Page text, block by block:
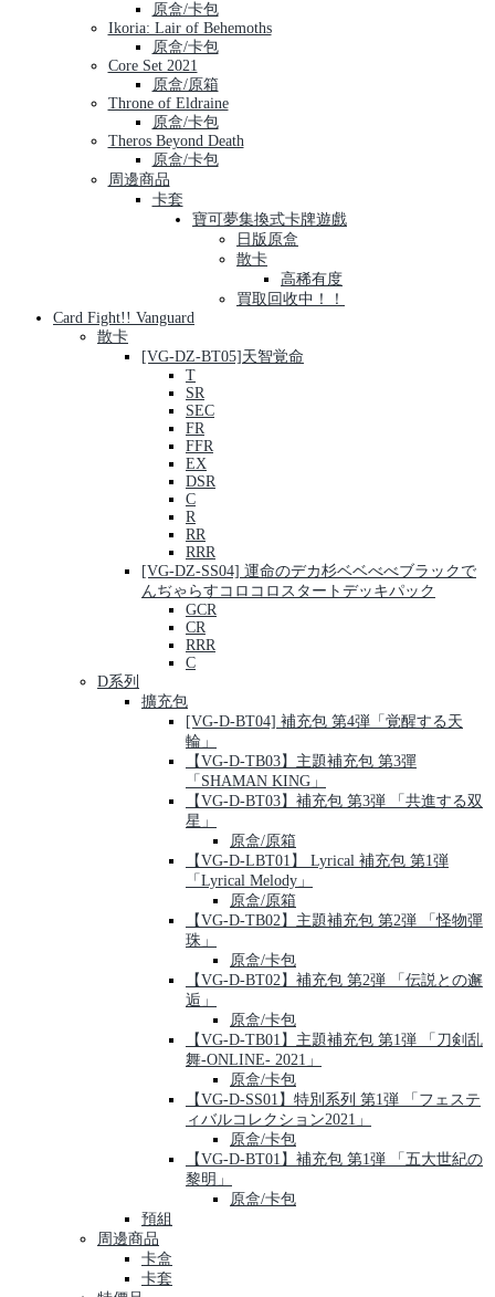
原盒/卡包
Ikoria: Lair of Behemoths
原盒/卡包
Core Set 2021
原盒/原箱
Throne of Eldraine
原盒/卡包
Theros Beyond Death
原盒/卡包
周邊商品
卡套
寶可夢集換式卡牌遊戲
日版原盒
散卡
高稀有度
買取回收中！！
Card Fight!! Vanguard
散卡
[VG-DZ-BT05]天智覚命
T
SR
SEC
FR
FFR
EX
DSR
C
R
RR
RRR
[VG-DZ-SS04] 運命のデカ杉ベベべべブラックで
んぢゃらすコロコロスタートデッキパック
GCR
CR
RRR
C
D系列
擴充包
[VG-D-BT04] 補充包 第4弾「覚醒する天
輪」
【VG-D-TB03】主題補充包 第3彈
「SHAMAN KING」
【VG-D-BT03】補充包 第3弾 「共進する双
星」
原盒/原箱
【VG-D-LBT01】 Lyrical 補充包 第1弾
「Lyrical Melody」
原盒/原箱
【VG-D-TB02】主題補充包 第2弾 「怪物彈
珠」
原盒/卡包
【VG-D-BT02】補充包 第2弾 「伝説との邂
逅」
原盒/卡包
【VG-D-TB01】主題補充包 第1弾 「刀剣乱
舞-ONLINE- 2021」
原盒/卡包
【VG-D-SS01】特別系列 第1弾 「フェステ
ィバルコレクション2021」
原盒/卡包
【VG-D-BT01】補充包 第1弾 「五大世紀の
黎明」
原盒/卡包
預組
周邊商品
卡盒
卡套